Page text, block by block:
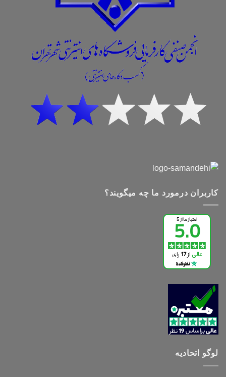
کاربران درمورد ما چه میگویند؟
لوگو اتحادیه